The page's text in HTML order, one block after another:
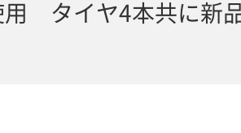
用 タイヤ4本共に新